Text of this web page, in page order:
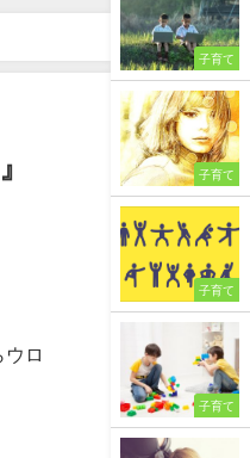
ロ
子育て
子育て
子育て
子育て